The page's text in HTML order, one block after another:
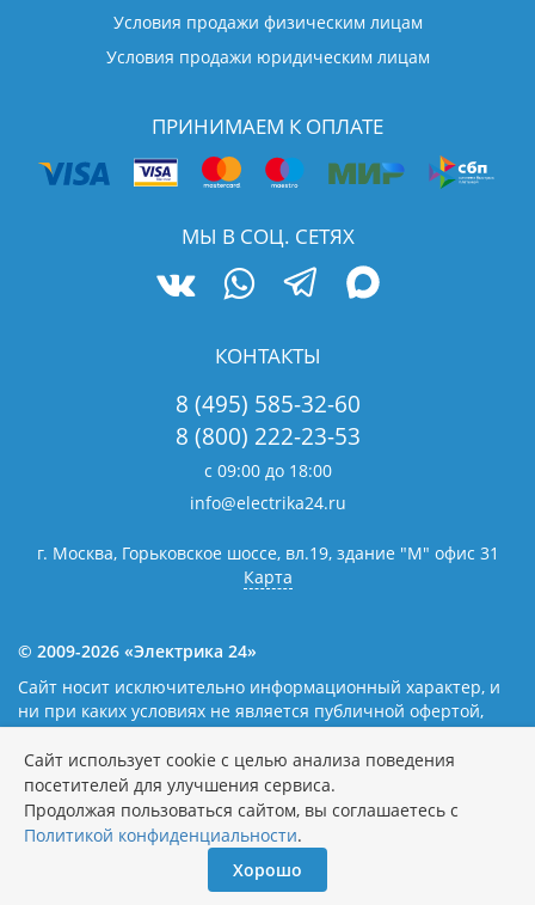
Условия продажи физическим лицам
Условия продажи юридическим лицам
ПРИНИМАЕМ К ОПЛАТЕ
МЫ В СОЦ. СЕТЯХ
КОНТАКТЫ
8 (495) 585-32-60
8 (800) 222-23-53
с 09:00 до 18:00
info@electrika24.ru
г. Москва, Горьковское шоссе, вл.19, здание "М" офис 31
Карта
© 2009-2026 «Электрика 24»
Сайт носит исключительно информационный характер, и
ни при каких условиях не является публичной офертой,
определяемой положениями статьи 437(2) Гражданского
кодекса Российской Федерации. Наличие и цены уточняйте
у наших операторов.Политика обработки персональных
данных
Сайт использует cookie с целью анализа поведения
посетителей для улучшения сервиса.
Продолжая пользоваться сайтом, вы соглашаетесь с
Политикой конфиденциальности.
Хорошо